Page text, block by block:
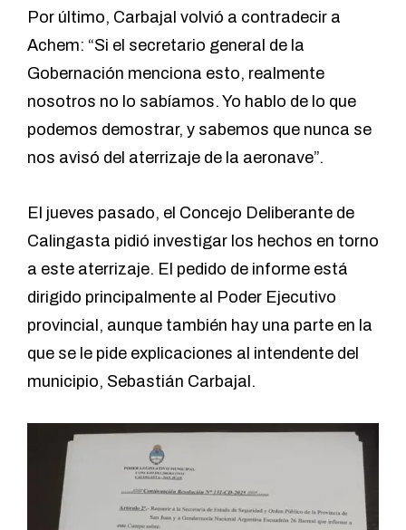
Por último, Carbajal volvió a contradecir a
Achem: “Si el secretario general de la
Gobernación menciona esto, realmente
nosotros no lo sabíamos. Yo hablo de lo que
podemos demostrar, y sabemos que nunca se
nos avisó del aterrizaje de la aeronave”.
El jueves pasado, el Concejo Deliberante de
Calingasta pidió investigar los hechos en torno
a este aterrizaje. El pedido de informe está
dirigido principalmente al Poder Ejecutivo
provincial, aunque también hay una parte en la
que se le pide explicaciones al intendente del
municipio, Sebastián Carbajal.